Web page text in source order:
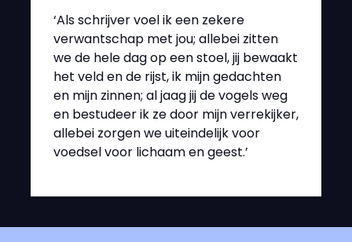
‘Als schrijver voel ik een zekere
verwantschap met jou; allebei zitten
we de hele dag op een stoel, jij bewaakt
het veld en de rijst, ik mijn gedachten
en mijn zinnen; al jaag jij de vogels weg
en bestudeer ik ze door mijn verrekijker,
allebei zorgen we uiteindelijk voor
voedsel voor lichaam en geest.’